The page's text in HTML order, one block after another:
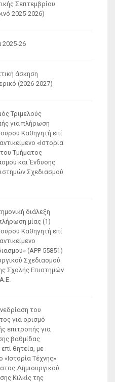
Σεπτεμβρίου
2025-2026)
2025-26
άσκηση
(2026-2027)
Τριμελούς
για πλήρωση
Καθηγητή επί
«Ιστορία
Τμήματος
και Ένδυσης
Σχεδιασμού
διάλεξη
μίας (1)
Καθηγητή επί
(ΑΡΡ 55851)
Σχεδιασμού
Σχολής Επιστημών
του
για ορισμό
επιτροπής για
βαθμίδας
θητεία, με
«Ιστορία Τέχνης»
Δημιουργικού
Κιλκίς της